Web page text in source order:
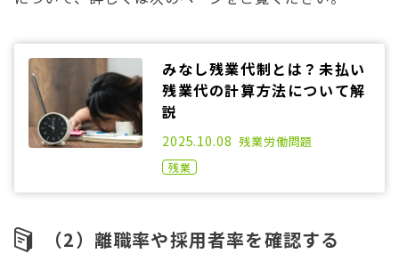
みなし残業代制とは？未払い
残業代の計算方法について解
説
2021.05.21
2025.10.08 残業労働問題
残業
（2）離職率や採用者率を確認する